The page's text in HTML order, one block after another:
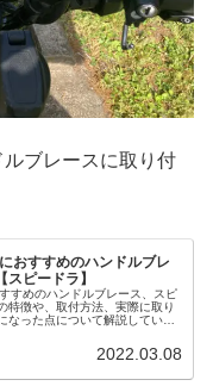
ブレースに取り付
おすすめのハンドルブレ
ピードラ】
すめのハンドルブレース、スピ
特徴や、取付方法、実際に取り
なった点について解説していま
2022.03.08